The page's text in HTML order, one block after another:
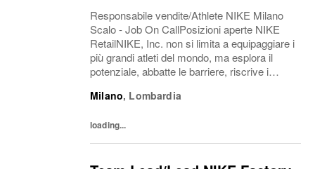
Responsabile vendite/Athlete NIKE Milano
Scalo - Job On CallPosizioni aperte NIKE
RetailNIKE, Inc. non si limita a equipaggiare i
più grandi atleti del mondo, ma esplora il
potenziale, abbatte le barriere, riscrive i
di persone in grado di crescere,...
Milano, Lombardia
loading...